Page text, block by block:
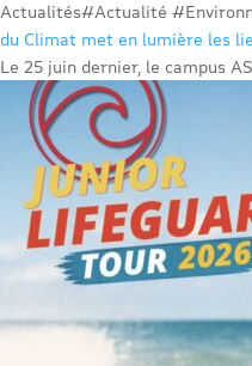
Actualités#Actualité
du Climat met en lumière les
Le 25 juin dernier, le campus